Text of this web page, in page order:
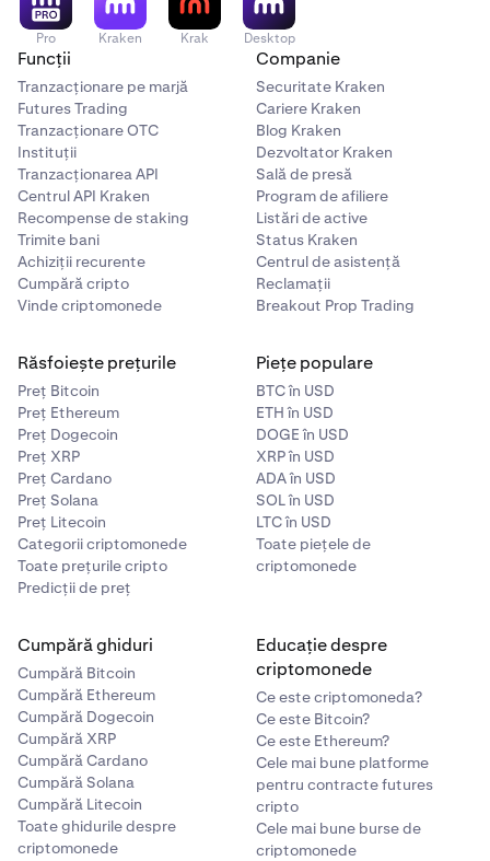
Pro Kraken Krak Desktop
Funcții
Tranzacționare pe marjă
Futures Trading
Tranzacționare OTC
Instituții
Tranzacționarea API
Centrul API Kraken
Recompense de staking
Trimite bani
Achiziții recurente
Cumpără cripto
Vinde criptomonede
Companie
Securitate Kraken
Cariere Kraken
Blog Kraken
Dezvoltator Kraken
Sală de presă
Program de afiliere
Listări de active
Status Kraken
Centrul de asistență
Reclamații
Breakout Prop Trading
Răsfoiește prețurile
Preț Bitcoin
Preț Ethereum
Preț Dogecoin
Preț XRP
Preț Cardano
Preț Solana
Preț Litecoin
Categorii criptomonede
Toate prețurile cripto
Predicții de preț
Piețe populare
BTC în USD
ETH în USD
DOGE în USD
XRP în USD
ADA în USD
SOL în USD
LTC în USD
Toate piețele de
criptomonede
Cumpără ghiduri
Cumpără Bitcoin
Cumpără Ethereum
Cumpără Dogecoin
Cumpără XRP
Cumpără Cardano
Cumpără Solana
Cumpără Litecoin
Toate ghidurile despre
criptomonede
Educație despre
criptomonede
Ce este criptomoneda?
Ce este Bitcoin?
Ce este Ethereum?
Cele mai bune platforme
pentru contracte futures
cripto
Cele mai bune burse de
criptomonede